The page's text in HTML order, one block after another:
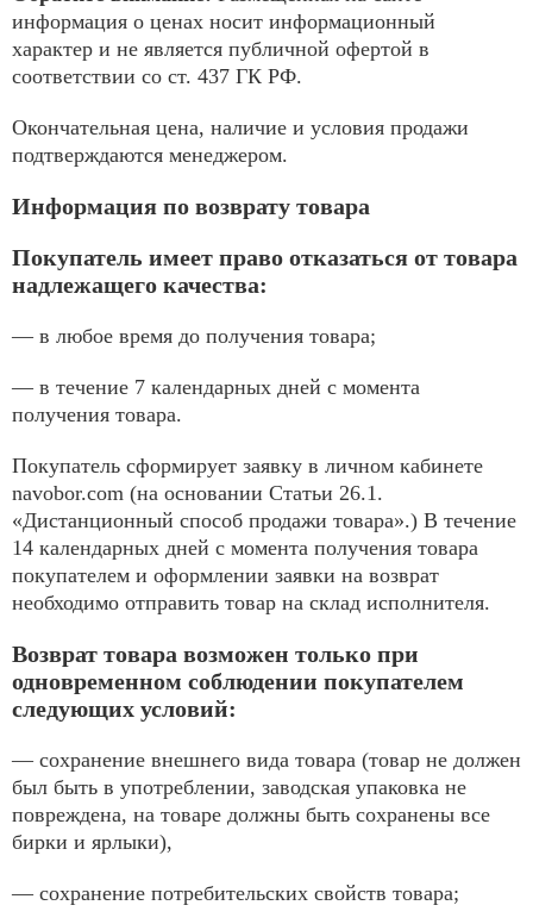
информация о ценах носит информационный
характер и не является публичной офертой в
соответствии со ст. 437 ГК РФ.
Окончательная цена, наличие и условия продажи
подтверждаются менеджером.
Информация по возврату товара
Покупатель имеет право отказаться от товара
надлежащего качества:
— в любое время до получения товара;
— в течение 7 календарных дней с момента
получения товара.
Покупатель сформирует заявку в личном кабинете
navobor.com (на основании Статьи 26.1.
«Дистанционный способ продажи товара».) В течение
14 календарных дней с момента получения товара
покупателем и оформлении заявки на возврат
необходимо отправить товар на склад исполнителя.
Возврат товара возможен только при
одновременном соблюдении покупателем
следующих условий:
— сохранение внешнего вида товара (товар не должен
был быть в употреблении, заводская упаковка не
повреждена, на товаре должны быть сохранены все
бирки и ярлыки),
— сохранение потребительских свойств товара;